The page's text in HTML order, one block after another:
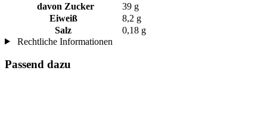
davon Zucker
39 g
Eiweiß
8,2 g
Salz
0,18 g
Rechtliche Informationen
Passend dazu